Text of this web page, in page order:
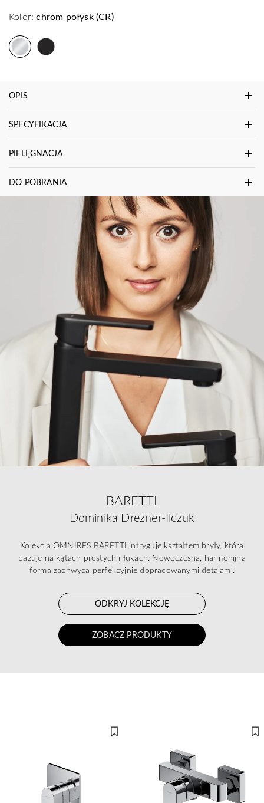
Kolor: chrom połysk (CR)
OPIS
SPECYFIKACJA
PIELĘGNACJA
DO POBRANIA
BARETTI
Dominika Drezner-Ilczuk
Kolekcja OMNIRES BARETTI intryguje kształtem bryły, która
bazuje na kątach prostych i łukach. Nowoczesna, harmonijna
forma zachwyca perfekcyjnie dopracowanymi detalami.
ODKRYJ KOLEKCJĘ
ZOBACZ PRODUKTY